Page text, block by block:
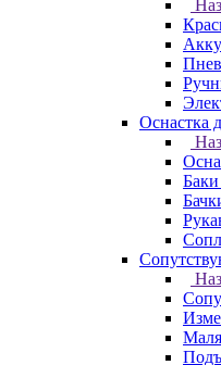
Оснастка
Баки